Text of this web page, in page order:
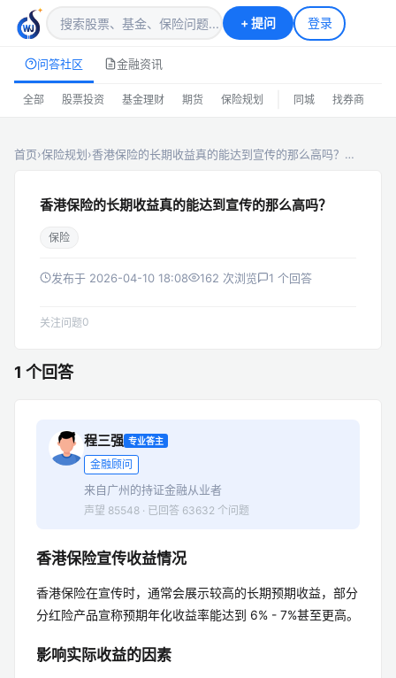
+提问 登录
问答社区 金融资讯
全部 股票投资 基金理财 期货 保险规划 同城 找券商
首页›保险规划›香港保险的长期收益真的能达到宣传的那么高吗？…
香港保险的长期收益真的能达到宣传的那么高吗？
保险
发布于 2026-04-10 18:08 162 次浏览 1 个回答
关注问题0
1 个回答
程三强 专业答主
金融顾问
来自广州的持证金融从业者
声望 85548 · 已回答 63632 个问题
香港保险宣传收益情况
香港保险在宣传时，通常会展示较高的长期预期收益，部分
分红险产品宣称预期年化收益率能达到 6% - 7%甚至更高。
影响实际收益的因素